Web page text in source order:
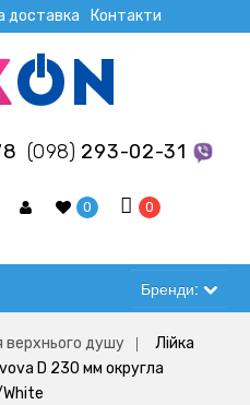
доставка Контакти
(098) 293-02-31
0 0
Бренди:
верхнього душу
Лійка
D 230 мм округла
White